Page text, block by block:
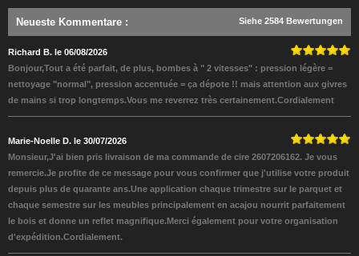
Neueste Kommentare : Siehe 2584 Bewertungen
Richard B. le 06/08/2026
Bonjour,Tout a été parfait, de plus, bombes à " 2 vitesses" : pression légère =
nettoyage "normal", pression accentuée = ça dépote !! mais attention aux givres
de mains si trop longtemps.Vous me reverrez très certainement.Cordialement
Marie-Noelle D. le 30/07/2026
Monsieur,J'ai bien pris livraison de ma commande de cire 2607206162. Je vous
remercie.Je profite de ce message pour vous confirmer que j'utilise votre produit
depuis plus de quarante ans.Une application chaque trimestre sur le parquet et
chaque semestre sur les meubles principalement en acajou nourrit parfaitement
le bois et donne un reflet magnifique.Merci également pour votre organisation
d'expédition.Cordialement.